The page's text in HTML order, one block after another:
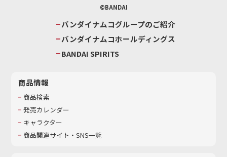
©BANDAI
バンダイナムコグループのご紹介
バンダイナムコホールディングス
BANDAI SPIRITS
商品情報
商品検索
発売カレンダー
キャラクター
商品関連サイト・SNS一覧